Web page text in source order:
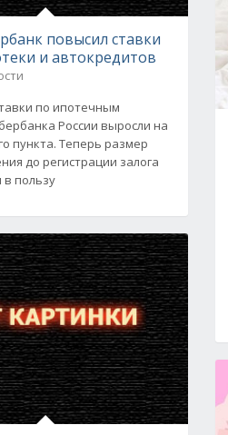
повысил ставки
и автокредитов
по ипотечным
России выросли на
пункта. Теперь размер
до регистрации залога
пользу